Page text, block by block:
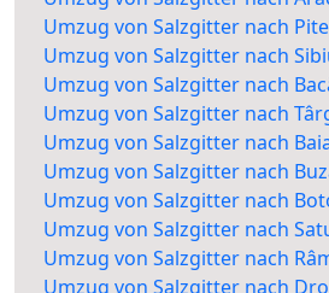
Umzug von Salzgitter nach
Umzug von Salzgitter nach
Umzug von Salzgitter nach
Umzug von Salzgitter nach
Umzug von Salzgitter nach
Umzug von Salzgitter nach
Umzug von Salzgitter nach
Umzug von Salzgitter nach
Umzug von Salzgitter nach
Umzug von Salzgitter nach